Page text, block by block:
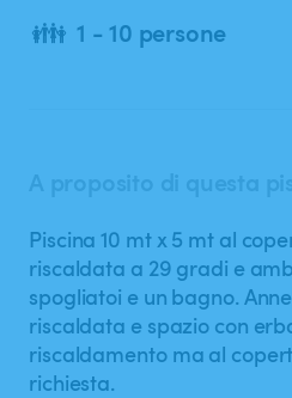
👪 1 - 10 persone
Piscina 10 mt x 5 mt al
riscaldata a 29 gradi e
spogliatoi e un bagno.
riscaldata e spazio con
riscaldamento ma al
richiesta.